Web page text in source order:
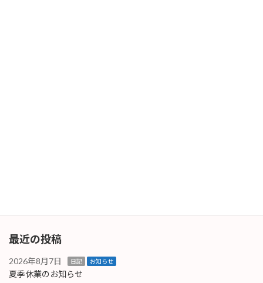
最近の投稿
2026年8月7日 日記 お知らせ
夏季休業のお知らせ